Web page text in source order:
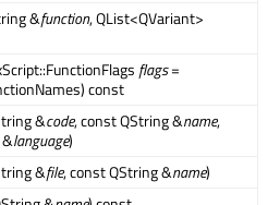
&function, QList<QVariant>
flags=
const
&code, const QString &name,
language)
&file, const QString &name)